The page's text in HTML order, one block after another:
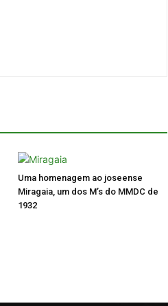
Uma homenagem ao joseense
Miragaia, um dos M’s do MMDC de
1932